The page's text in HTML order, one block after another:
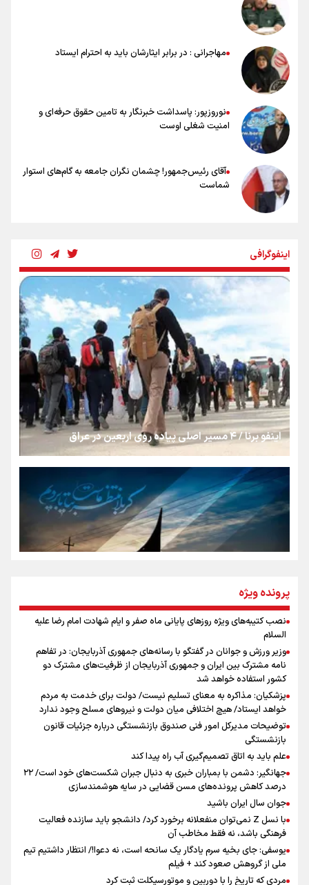
خلعتبری: جای دو سه نفر در جام جهانی خالی بود/ تیم ملی نیاز به تغییر
نسل دارد/ دوست دارم آرژانتین قهرمان شود
شاهرخی: اندازه داشته‌هایمان از بازار جام جهانی برداشت کردیم/ دودستی
سرنوشت صعود را به تیم‌های دیگر سپردیم
عالمی: جام جهانی از مرحله حذفی جان گرفت/ درباره شیوه بازی تیم ملی
نقد وجود دارد
مهاجرانی : در برابر ایثارشان باید به احترام ایستاد
نوروزپور: پاسداشت خبرنگار به تامین حقوق حرفه‌ای و
امنیت شغلی اوست
آقای رئیس‌جمهور! چشمان نگران جامعه به گام‌های استوار
شماست
بنزین؛ تدبیری برای حفظ امنیت انرژی
«هورامان»؛ میراثی که جهان را شیفته کرد
شکستگیِ بزرگ؛ روایتِ یک استخوان، یک نسل، یک توهم!
رسانه ملی و حق مردم برای شنیدن صدای رئیس‌جمهوری
روایت ایران از کنار مردم
جمله‌ای که بغض چهارماهه را شکست؛ «آهای مردم، آقا از
تهران رفتند»
سه حسرتی که به دلم ماند
اینفوگرافی
اینفو برنا / ۴ مسیر اصلی پیاده روی اربعین در عراق
اینفو برنا / توصیه‌هایی طلایی برای پیاده روی اربعین
اینفو برنا / جدول کامل فاصله مرز شلمچه تا شهرهای زیارتی
عراق
پرونده ویژه
نصب کتیبه‌های ویژه روزهای پایانی ماه صفر و ایام شهادت امام رضا علیه
السلام
وزیر ورزش و جوانان در گفتگو با رسانه‌های جمهوری آذربایجان: در تفاهم
نامه مشترک بین ایران و جمهوری آذربایجان از ظرفیت‌های مشترک دو
کشور استفاده خواهد شد
پزشکیان: مذاکره به معنای تسلیم نیست/ دولت برای خدمت به مردم
خواهد ایستاد/ هیچ اختلافی میان دولت و نیروهای مسلح وجود ندارد
توضیحات مدیرکل امور فنی صندوق بازنشستگی درباره جزئیات قانون
بازنشستگی
علم باید به اتاق تصمیم‌گیری آب راه پیدا کند
جهانگیر: دشمن با بمباران خبری به دنبال جبران شکست‌های خود است/ ۲۲
درصد کاهش پرونده‌های مسن قضایی در سایه هوشمندسازی
جوان سال ایران باشید
با نسل Z نمی‌توان منفعلانه برخورد کرد/ دانشجو باید سازنده فعالیت
فرهنگی باشد، نه فقط مخاطب آن
یوسفی: جای بخیه سرم یادگار یک سانحه است، نه دعوا!/ انتظار داشتیم تیم
ملی از گروهش صعود کند + فیلم
مردی که تاریخ را با دوربین و موتورسیکلت ثبت کرد